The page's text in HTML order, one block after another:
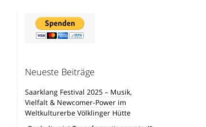
Neueste Beiträge
Saarklang Festival 2025 – Musik,
Vielfalt & Newcomer-Power im
Weltkulturerbe Völklinger Hütte